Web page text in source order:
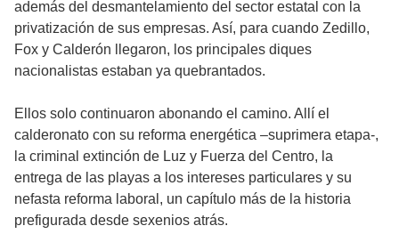
además del desmantelamiento del sector estatal con la
privatización de sus empresas. Así, para cuando Zedillo,
Fox y Calderón llegaron, los principales diques
nacionalistas estaban ya quebrantados.
Ellos solo continuaron abonando el camino. Allí el
calderonato con su reforma energética –suprimera etapa-,
la criminal extinción de Luz y Fuerza del Centro, la
entrega de las playas a los intereses particulares y su
nefasta reforma laboral, un capítulo más de la historia
prefigurada desde sexenios atrás.